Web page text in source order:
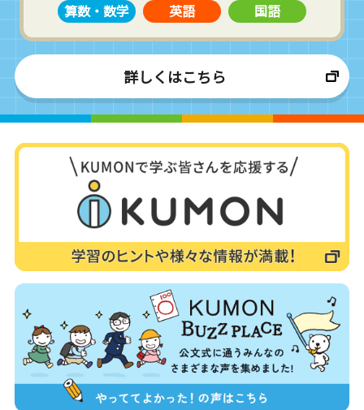
算数・数学
英語 国語
詳しくはこちら